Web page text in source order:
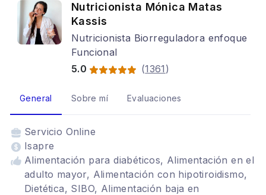
Nutricionista Mónica Matas
Kassis
Nutricionista Biorreguladora enfoque
Funcional
5.0
(1361 )
General Sobre mí Evaluaciones
Servicio Online
Isapre
Alimentación para diabéticos, Alimentación en el
adulto mayor, Alimentación con hipotiroidismo,
Dietética, SIBO, Alimentación baja en